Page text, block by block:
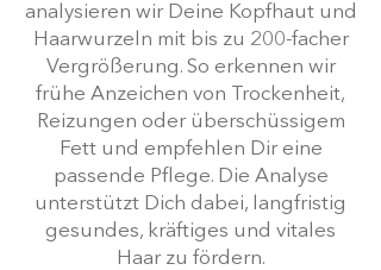
analysieren wir Deine Kopfhaut und
Haarwurzeln mit bis zu 200-facher
Vergrößerung. So erkennen wir
frühe Anzeichen von Trockenheit,
Reizungen oder überschüssigem
Fett und empfehlen Dir eine
passende Pflege. Die Analyse
unterstützt Dich dabei, langfristig
gesundes, kräftiges und vitales
Haar zu fördern.